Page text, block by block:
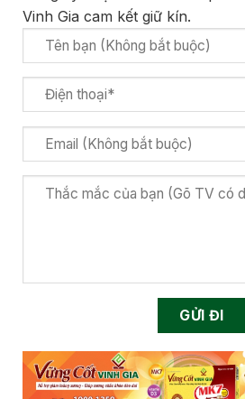
Vinh Gia cam kết giữ kín.